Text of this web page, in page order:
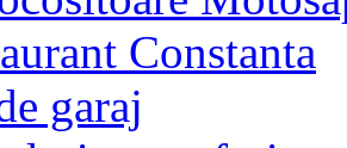
Constanta
garaj